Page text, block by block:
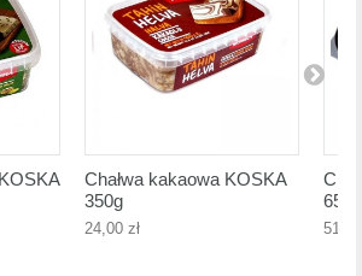
Chałwa kakaowa KOSKA
350g
24,00 zł
650g